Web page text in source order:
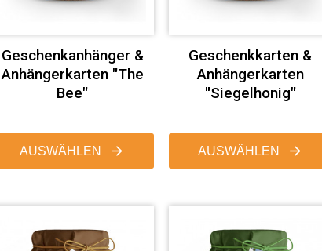
Geschenkanhänger &
Anhängerkarten "The
Bee"
AUSWÄHLEN
Geschenkkarten &
Anhängerkarten
"Siegelhonig"
AUSWÄHLEN